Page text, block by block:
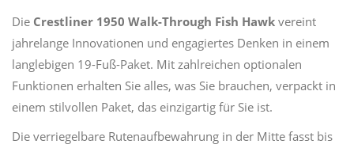
Die Crestliner 1950 Walk-Through Fish Hawk vereint
jahrelange Innovationen und engagiertes Denken in einem
langlebigen 19-Fuß-Paket. Mit zahlreichen optionalen
Funktionen erhalten Sie alles, was Sie brauchen, verpackt in
einem stilvollen Paket, das einzigartig für Sie ist.
Die verriegelbare Rutenaufbewahrung in der Mitte fasst bis